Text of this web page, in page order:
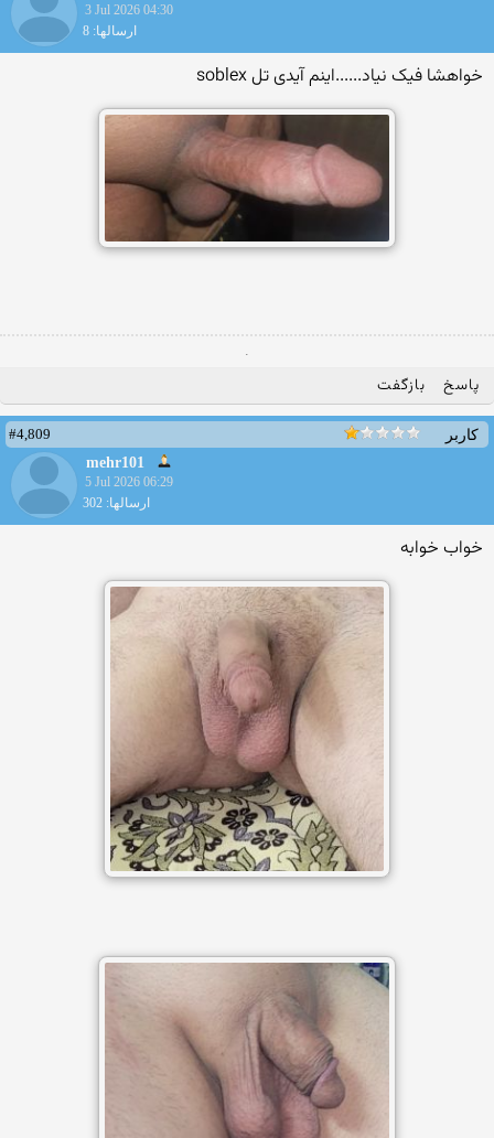
3 Jul 2026 04:30
ارسالها: 8
خواهشا فیک نیاد......اینم آیدی تل soblex
.
پاسخ بازگفت
کاربر
#4,809
mehr101
5 Jul 2026 06:29
ارسالها: 302
خواب خوابه